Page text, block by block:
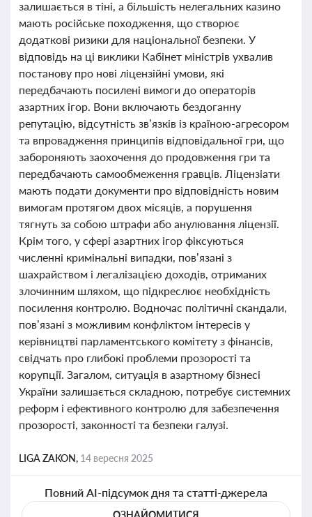
залишається в тіні, а більшість нелегальних казино
мають російське походження, що створює
додаткові ризики для національної безпеки. У
відповідь на ці виклики Кабінет міністрів ухвалив
постанову про нові ліцензійні умови, які
передбачають посилені вимоги до операторів
азартних ігор. Вони включають бездоганну
репутацію, відсутність зв’язків із країною-агресором
та впровадження принципів відповідальної гри, що
забороняють заохочення до продовження гри та
передбачають самообмеження гравців. Ліцензіати
мають подати документи про відповідність новим
вимогам протягом двох місяців, а порушення
тягнуть за собою штрафи або анулювання ліцензії.
Крім того, у сфері азартних ігор фіксуються
численні кримінальні випадки, пов’язані з
шахрайством і легалізацією доходів, отриманих
злочинним шляхом, що підкреслює необхідність
посилення контролю. Водночас політичні скандали,
пов’язані з можливим конфліктом інтересів у
керівництві парламентського комітету з фінансів,
свідчать про глибокі проблеми прозорості та
корупції. Загалом, ситуація в азартному бізнесі
України залишається складною, потребує системних
реформ і ефективного контролю для забезпечення
прозорості, законності та безпеки галузі.
LIGA ZAKON, 14 вересня 2025
Повний AI-підсумок дня та статті-джерела
ОЗНАЙОМИТИСЯ